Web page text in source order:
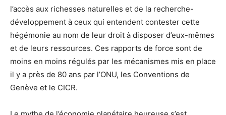
l’accès aux richesses naturelles et de la recherche-
développement à ceux qui entendent contester cette
hégémonie au nom de leur droit à disposer d’eux-mêmes
et de leurs ressources. Ces rapports de force sont de
moins en moins régulés par les mécanismes mis en place
il y a près de 80 ans par l’ONU, les Conventions de
Genève et le CICR.